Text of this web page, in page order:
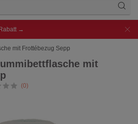
→
mit Frottébezug Sepp
mit
(0)